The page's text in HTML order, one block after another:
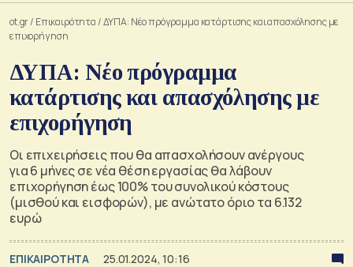
ot.gr/ Επικαιρότητα /ΔΥΠΑ: Νέο πρόγραμμα κατάρτισης και απασχόλησης με
επιχορήγηση
ΔΥΠΑ: Νέο πρόγραμμα
κατάρτισης και απασχόλησης με
επιχορήγηση
Οι επιχειρήσεις που θα απασχολήσουν ανέργους
για 6 μήνες σε νέα θέση εργασίας θα λάβουν
επιχορήγηση έως 100% του συνολικού κόστους
(μισθού και εισφορών), με ανώτατο όριο τα 6.132
ευρώ
ΕΠΙΚΑΙΡΟΤΗΤΑ 25.01.2024, 10:16